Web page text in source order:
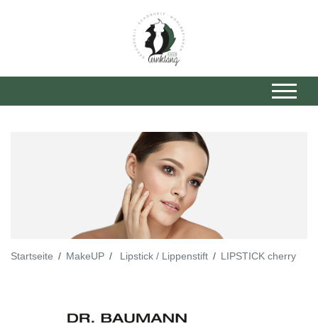
Startseite MakeUP Lipstick / Lippenstift LIPSTICK cherry